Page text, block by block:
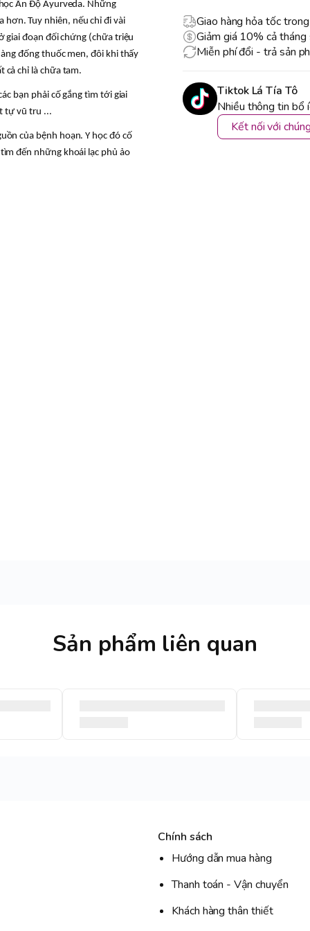
Giao hàng hỏa tốc
Giảm giá 10% cả tháng
Miễn phí đổi - trả sản
Tiktok Lá Tía Tô
Nhiều thông tin bổ
Kết nối với
Ấn Độ Ayurveda. Những
Tuy nhiên, nếu chỉ đi vài
giai đoạn đối chứng (chữa triệu
đống thuốc men, đôi khi thấy
cả chỉ là chữa tam.
bạn phải cố gắng tìm tới giai
tự vũ tru ...
của bệnh hoạn. Y học đó cố
đến những khoái lạc phủ ảo
Sản phẩm liên quan
Chính sách
Hướng dẫn mua hàng
Thanh toán - Vận chuyển
Khách hàng thân thiết